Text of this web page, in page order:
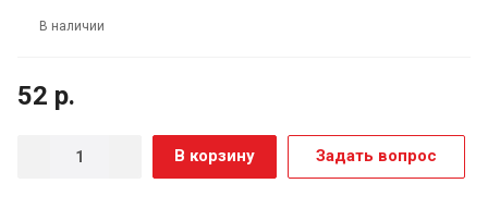
В наличии
52 р.
В корзину Задать вопрос